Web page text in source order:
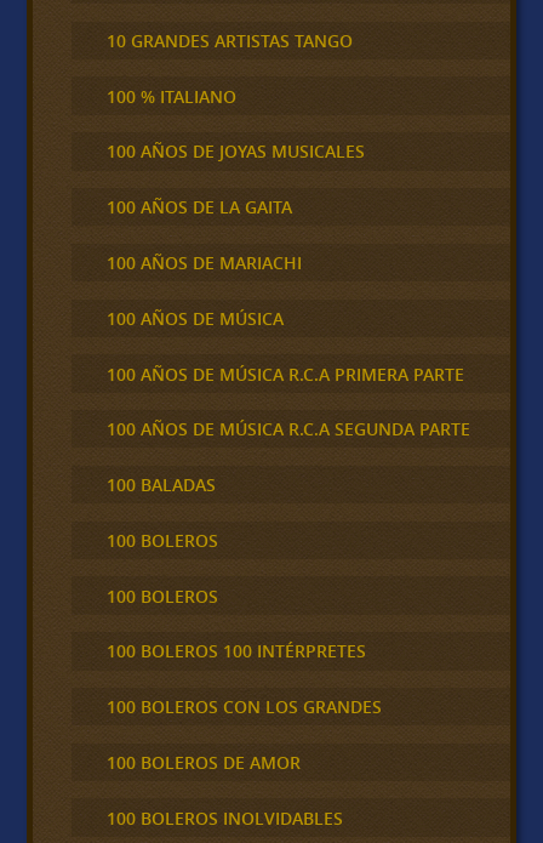
10 GRANDES ARTISTAS TANGO
100 % ITALIANO
100 AÑOS DE JOYAS MUSICALES
100 AÑOS DE LA GAITA
100 AÑOS DE MARIACHI
100 AÑOS DE MÚSICA
100 AÑOS DE MÚSICA R.C.A PRIMERA PARTE
100 AÑOS DE MÚSICA R.C.A SEGUNDA PARTE
100 BALADAS
100 BOLEROS
100 BOLEROS
100 BOLEROS 100 INTÉRPRETES
100 BOLEROS CON LOS GRANDES
100 BOLEROS DE AMOR
100 BOLEROS INOLVIDABLES